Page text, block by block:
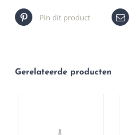
Pin dit product
Gerelateerde producten